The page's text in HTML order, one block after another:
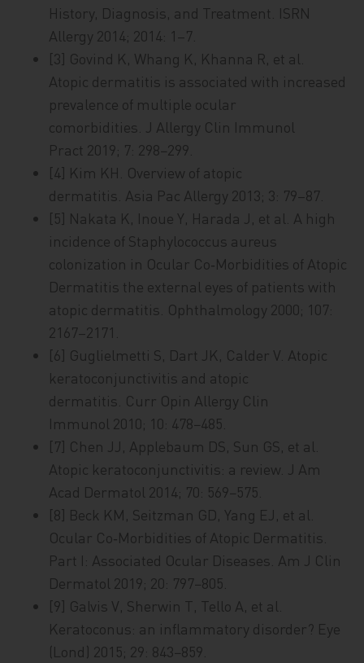
History, Diagnosis, and Treatment. ISRN
Allergy 2014; 2014: 1–7.
[3] Govind K, Whang K, Khanna R, et al.
Atopic dermatitis is associated with increased
prevalence of multiple ocular
comorbidities. J Allergy Clin Immunol
Pract 2019; 7: 298−299.
[4] Kim KH. Overview of atopic
dermatitis. Asia Pac Allergy 2013; 3: 79–87.
[5] Nakata K, Inoue Y, Harada J, et al. A high
incidence of Staphylococcus aureus
colonization in Ocular Co‑Morbidities of Atopic
Dermatitis the external eyes of patients with
atopic dermatitis. Ophthalmology 2000; 107:
2167–2171.
[6] Guglielmetti S, Dart JK, Calder V. Atopic
keratoconjunctivitis and atopic
dermatitis. Curr Opin Allergy Clin
Immunol 2010; 10: 478−485.
[7] Chen JJ, Applebaum DS, Sun GS, et al.
Atopic keratoconjunctivitis: a review. J Am
Acad Dermatol 2014; 70: 569−575.
[8] Beck KM, Seitzman GD, Yang EJ, et al.
Ocular Co‑Morbidities of Atopic Dermatitis.
Part I: Associated Ocular Diseases. Am J Clin
Dermatol 2019; 20: 797−805.
[9] Galvis V, Sherwin T, Tello A, et al.
Keratoconus: an inflammatory disorder? Eye
(Lond) 2015; 29: 843−859.